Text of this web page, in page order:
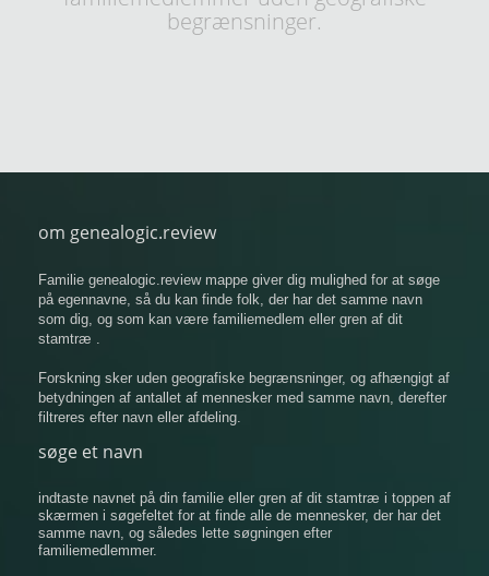
begrænsninger.
om genealogic.review
Familie genealogic.review mappe giver dig mulighed for at søge
på egennavne, så du kan finde folk, der har det samme navn
som dig, og som kan være familiemedlem eller gren af ​​dit
stamtræ .
Forskning sker uden geografiske begrænsninger, og afhængigt af
betydningen af ​​antallet af mennesker med samme navn, derefter
filtreres efter navn eller afdeling.
søge et navn
indtaste navnet på din familie eller gren af ​​dit stamtræ i toppen af
​​skærmen i søgefeltet for at finde alle de mennesker, der har det
samme navn, og således lette søgningen efter
familiemedlemmer.